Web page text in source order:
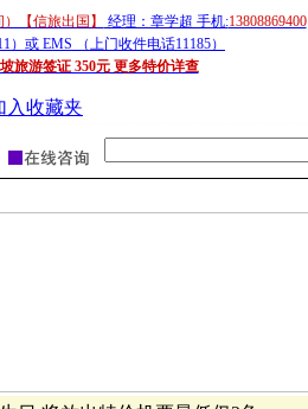
【信旅出国】 经理：章学超 手机:13808869400
或 EMS （上门收件电话11185）
旅游签证 350元 更多特价详查
入收藏夹